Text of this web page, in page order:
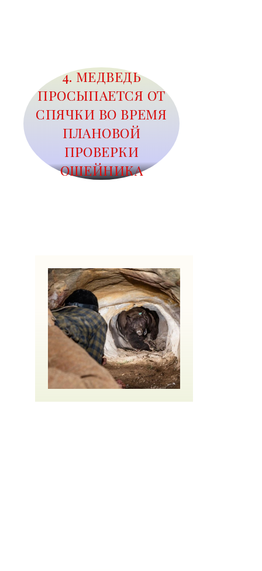
4. МЕДВЕДЬ
ПРОСЫПАЕТСЯ ОТ
СПЯЧКИ ВО ВРЕМЯ
ПЛАНОВОЙ
ПРОВЕРКИ
ОШЕЙНИКА